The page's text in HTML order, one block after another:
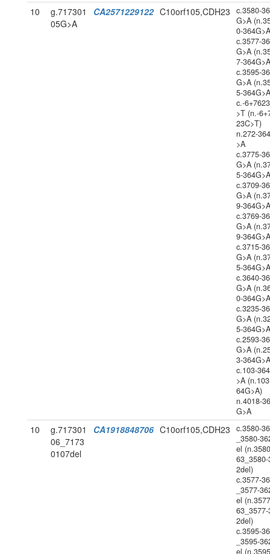
10
g.717301
05G>A
CA2571229122 C10orf105,CDH23
c.3580-
G>A
0-
c.3577-
G>A
7-
c.3595-
G>A
5-
c.-
>T (n.-
23C>T)
n.272-
>A
c.3775-
G>A
5-
c.3709-
G>A
9-
c.3769-
G>A
9-
c.3715-
G>A
5-
c.3640-
G>A
0-
c.3235-
G>A
5-
c.2593-
G>A
3-
c.103-
>A
64G>A)
n.4018-
G>A
10
g.717301
06_7173
0107del
CA1918848706 C10orf105,CDH23
c.3580-
_3580-
el
63_3580-
2del)
c.3577-
_3577-
el
63_3577-
2del)
c.3595-
_3595-
el